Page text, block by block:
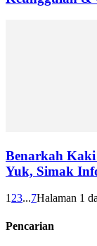
Benarkah
Yuk, Simak
123...7Halaman 1
Pencarian